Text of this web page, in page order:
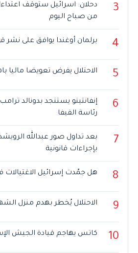
3
دحلان: اسرائيل ستوقف
من صباح اليوم
4 برلمان أوغندا يوافق على نشر
5 الاحتلال يفرض تعويضا ماليا
6
إنفانتينو يستنجد بدونالد
رئاسة الفيفا
7
بعد تداول صور عبدالله
بإجراءات قانونية
8 هل جمّدت إسرائيل الاغتيالات
9 الاحتلال يُخطر بهدم منزل
10 كاتس يهاجم قيادة الجيش